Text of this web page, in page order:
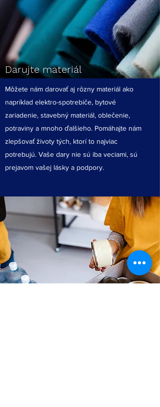
Darujte materiál
Môžete nám darovať aj rôzny materiál ako
napríklad elektro-spotrebiče, bytové
zariadenie, stavebný materiál, oblečenie,
potraviny a mnoho ďalšieho. Pomáhajte nám
zlepšovať životy tých, ktorí to najviac
potrebujú. Vaše dary nie sú iba veciami, sú
prejavom vašej lásky a podpory.